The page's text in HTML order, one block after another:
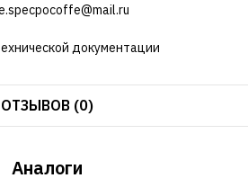
документации
ОТЗЫВОВ (0)
Аналоги